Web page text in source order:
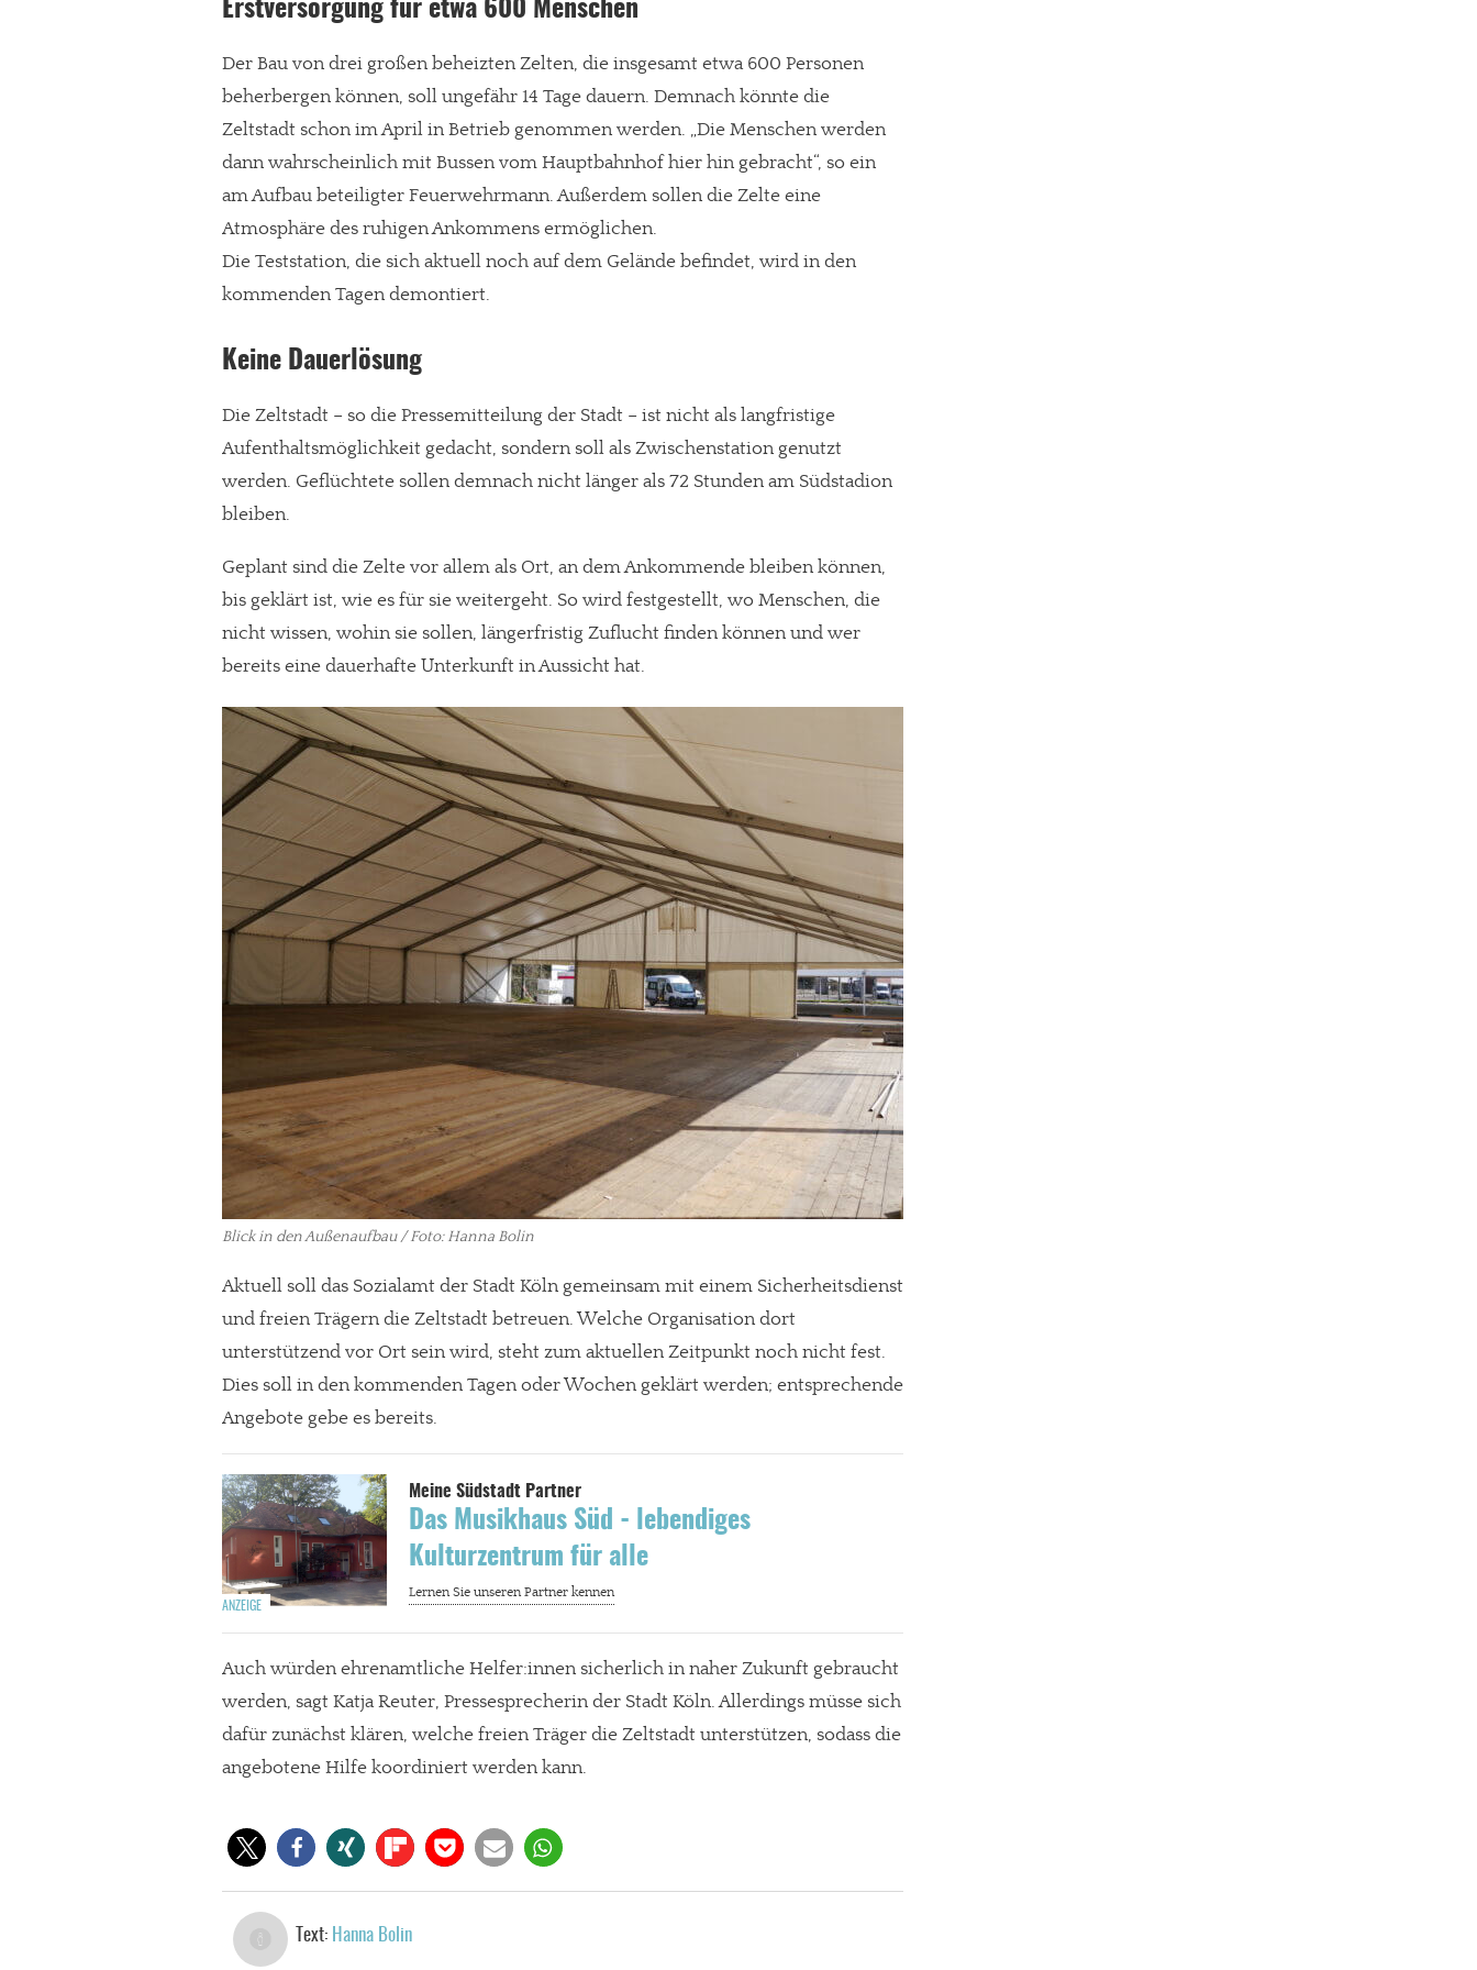
In eigener Sache
Dir gefällt unsere Arbeit?
meinesuedstadt.de finanziert sich durch Partnerprofile und Werbung. Beide Einnahmequellen sind in den letzten Monaten stark zurückgegangen.
Solltest Du unsere unabhängige Berichterstattung schätzen, kannst Du uns mit einer kleinen Spende unterstützen.
JETZT SPENDEN Schon erledigt!
Erstversorgung für etwa 600 Menschen
Der Bau von drei großen beheizten Zelten, die insgesamt etwa 600 Personen
beherbergen können, soll ungefähr 14 Tage dauern. Demnach könnte die
Zeltstadt schon im April in Betrieb genommen werden. „Die Menschen werden
dann wahrscheinlich mit Bussen vom Hauptbahnhof hier hin gebracht“, so ein
am Aufbau beteiligter Feuerwehrmann. Außerdem sollen die Zelte eine
Atmosphäre des ruhigen Ankommens ermöglichen.
Die Teststation, die sich aktuell noch auf dem Gelände befindet, wird in den
kommenden Tagen demontiert.
Keine Dauerlösung
Die Zeltstadt – so die Pressemitteilung der Stadt – ist nicht als langfristige
Aufenthaltsmöglichkeit gedacht, sondern soll als Zwischenstation genutzt
werden. Geflüchtete sollen demnach nicht länger als 72 Stunden am Südstadion
bleiben.
Geplant sind die Zelte vor allem als Ort, an dem Ankommende bleiben können,
bis geklärt ist, wie es für sie weitergeht. So wird festgestellt, wo Menschen, die
nicht wissen, wohin sie sollen, längerfristig Zuflucht finden können und wer
bereits eine dauerhafte Unterkunft in Aussicht hat.
Blick in den Außenaufbau / Foto: Hanna Bolin
Aktuell soll das Sozialamt der Stadt Köln gemeinsam mit einem Sicherheitsdienst
und freien Trägern die Zeltstadt betreuen. Welche Organisation dort
unterstützend vor Ort sein wird, steht zum aktuellen Zeitpunkt noch nicht fest.
Dies soll in den kommenden Tagen oder Wochen geklärt werden; entsprechende
Angebote gebe es bereits.
Das Musikhaus Süd - lebendiges
Kulturzentrum für alle
Auch würden ehrenamtliche Helfer:innen sicherlich in naher Zukunft gebraucht
werden, sagt Katja Reuter, Pressesprecherin der Stadt Köln. Allerdings müsse sich
dafür zunächst klären, welche freien Träger die Zeltstadt unterstützen, sodass die
angebotene Hilfe koordiniert werden kann.
Text: Hanna Bolin